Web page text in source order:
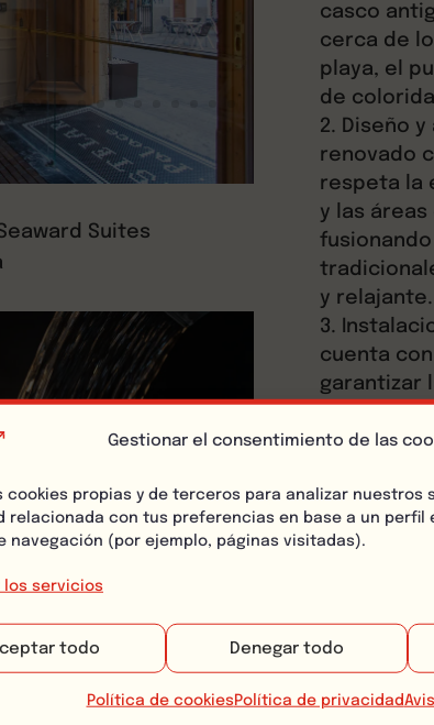
Gestionar el consentimiento de las
cookies propias y de terceros para analizar nuestros
relacionada con tus preferencias en base a un perfil
navegación (por ejemplo, páginas visitadas).
los servicios
todo Denegar todo
Política de cookies Política de privacidad
Suites
casco
cerca de
playa, el
de
Diseño
renovado
respeta la
y las
y relajante.
cuenta
garantizar
vestíbulo,
platos
Las reservas
SEAWARD SUITES